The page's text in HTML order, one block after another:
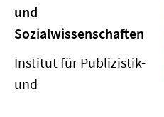
und
Sozialwissenschaften
Institut für Publizistik-
und